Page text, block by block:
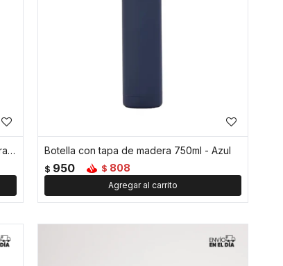
Botella Deportiva 960 Ml magnética para celular - Azul Botella con tapa de madera 750ml - Azul
$ 950 $ 808